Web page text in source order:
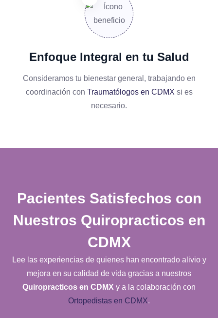
Enfoque Integral en tu Salud
Consideramos tu bienestar general, trabajando en
coordinación con Traumatólogos en CDMX si es
necesario.
Pacientes Satisfechos con
Nuestros Quiropracticos en
CDMX
Lee las experiencias de quienes han encontrado alivio y
mejora en su calidad de vida gracias a nuestros
Quiropracticos en CDMX y a la colaboración con
Ortopedistas en CDMX.